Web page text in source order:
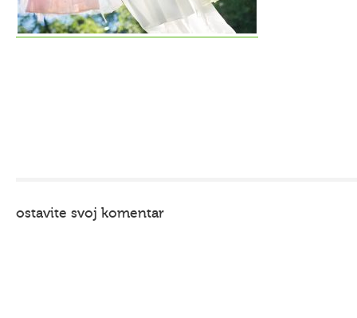
ostavite svoj komentar